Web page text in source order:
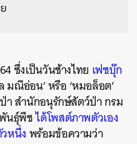
ซึ่งเป็นวันช้างไทย เฟซบุ๊ก
ณีอ่อน’ หรือ ‘หมอล็อต’
สำนักอนุรักษ์สัตว์ป่า กรม
นธุ์พืชได้โพสต์ภาพตัวเอง
หนึ่งพร้อมข้อความว่า